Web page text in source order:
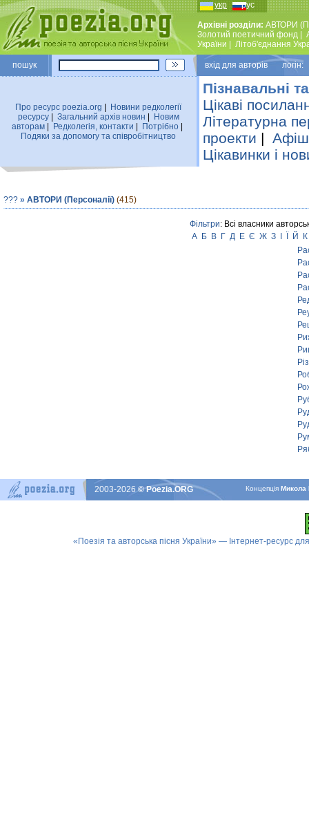
укр рус
Архівні розділи: АВТОРИ
Золотий поетичний фонд
України
Лiтоб'єднання
пошук вхiд для авторiв логін:
Про ресурс poezia.org
Новини редколегiї
ресурсу| Загальний архiв новин
Новим
авторам
Редколегiя, контакти Потрiбно
Подяки за допомогу та співробітництво
Пізнавальні
Цікаві
Літературна
проекти |
Цікавинки і
??? » АВТОРИ (Персоналії) (415)
Фільтри: Всі власники
А Б В Г Д Е Є Ж З Й
К
КонцепцiяМикола
2003-2026© Poezia.ORG
«Поезія та авторська пісня України» — Інтернет-ресурс